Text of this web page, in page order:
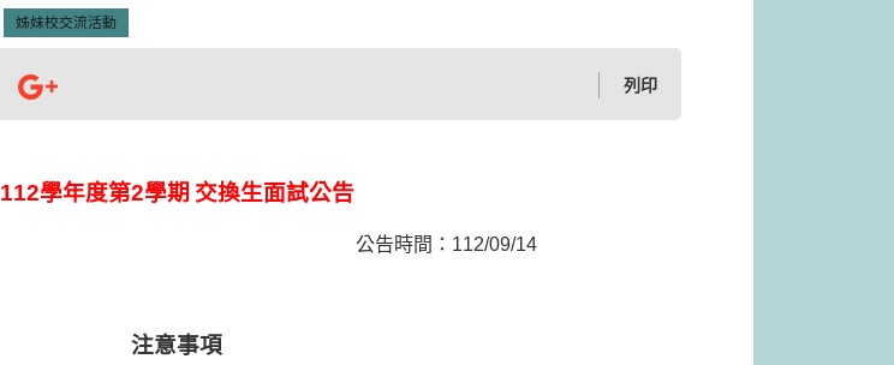
姊妹校交流活動
列印
112學年度第2學期 交換生面試公告
公告時間： 112/09/14
注意事項